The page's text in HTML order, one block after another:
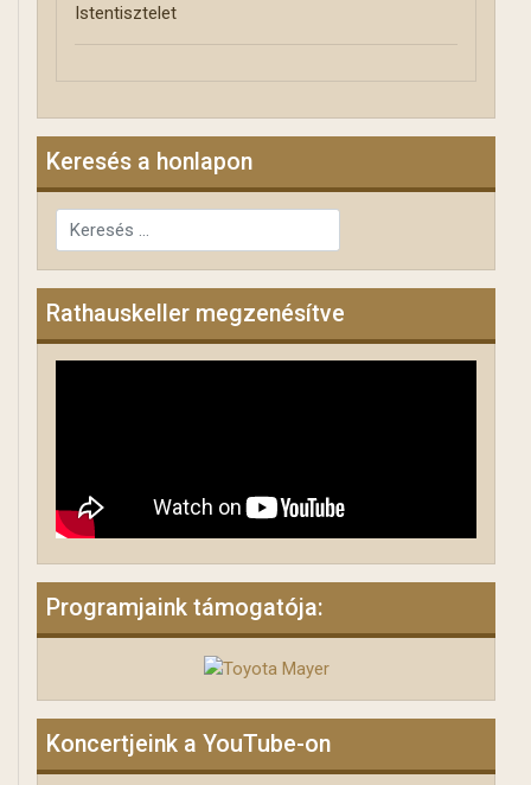
Istentisztelet
Keresés a honlapon
Keresés...
Rathauskeller megzenésítve
Programjaink támogatója:
Koncertjeink a YouTube-on